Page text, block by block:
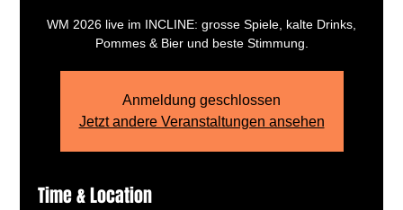
WM 2026 live im INCLINE: grosse Spiele, kalte Drinks,
Pommes & Bier und beste Stimmung.
Anmeldung geschlossen
Jetzt andere Veranstaltungen ansehen
Time & Location